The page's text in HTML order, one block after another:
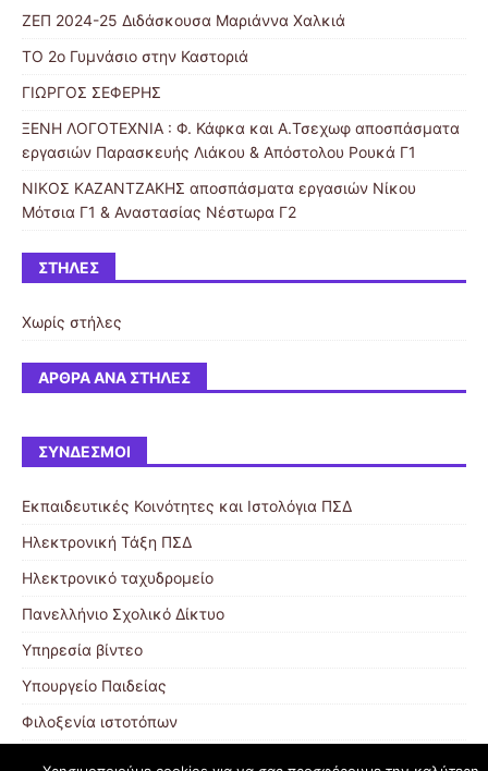
ΖΕΠ 2024-25 Διδάσκουσα Μαριάννα Χαλκιά
ΤΟ 2ο Γυμνάσιο στην Καστοριά
ΓΙΩΡΓΟΣ ΣΕΦΕΡΗΣ
ΞΕΝΗ ΛΟΓΟΤΕΧΝΙΑ : Φ. Κάφκα και A.Τσεχωφ αποσπάσματα
εργασιών Παρασκευής Λιάκου & Απόστολου Ρουκά Γ1
ΝΙΚΟΣ ΚΑΖΑΝΤΖΑΚΗΣ αποσπάσματα εργασιών Νίκου
Μότσια Γ1 & Αναστασίας Νέστωρα Γ2
ΣΤΉΛΕΣ
Χωρίς στήλες
ΆΡΘΡΑ ΑΝΆ ΣΤΉΛΕΣ
ΣΎΝΔΕΣΜΟΙ
Εκπαιδευτικές Κοινότητες και Ιστολόγια ΠΣΔ
Ηλεκτρονική Τάξη ΠΣΔ
Ηλεκτρονικό ταχυδρομείο
Πανελλήνιο Σχολικό Δίκτυο
Υπηρεσία βίντεο
Υπουργείο Παιδείας
Φιλοξενία ιστοτόπων